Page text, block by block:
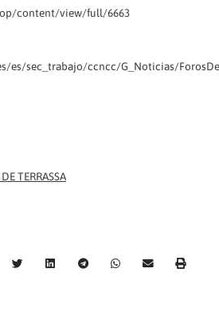
content/view/full/6663
es/sec_trabajo/ccncc/G_Noticias/
TERRASSA